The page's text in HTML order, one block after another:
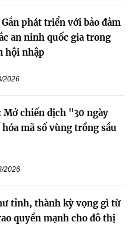
phát triển với bảo đảm
an ninh quốc gia trong
hội nhập
2026
Mở chiến dịch "30 ngày
mã số vùng trồng sầu
2026
tỉnh, thành kỳ vọng gì từ
quyền mạnh cho đô thị